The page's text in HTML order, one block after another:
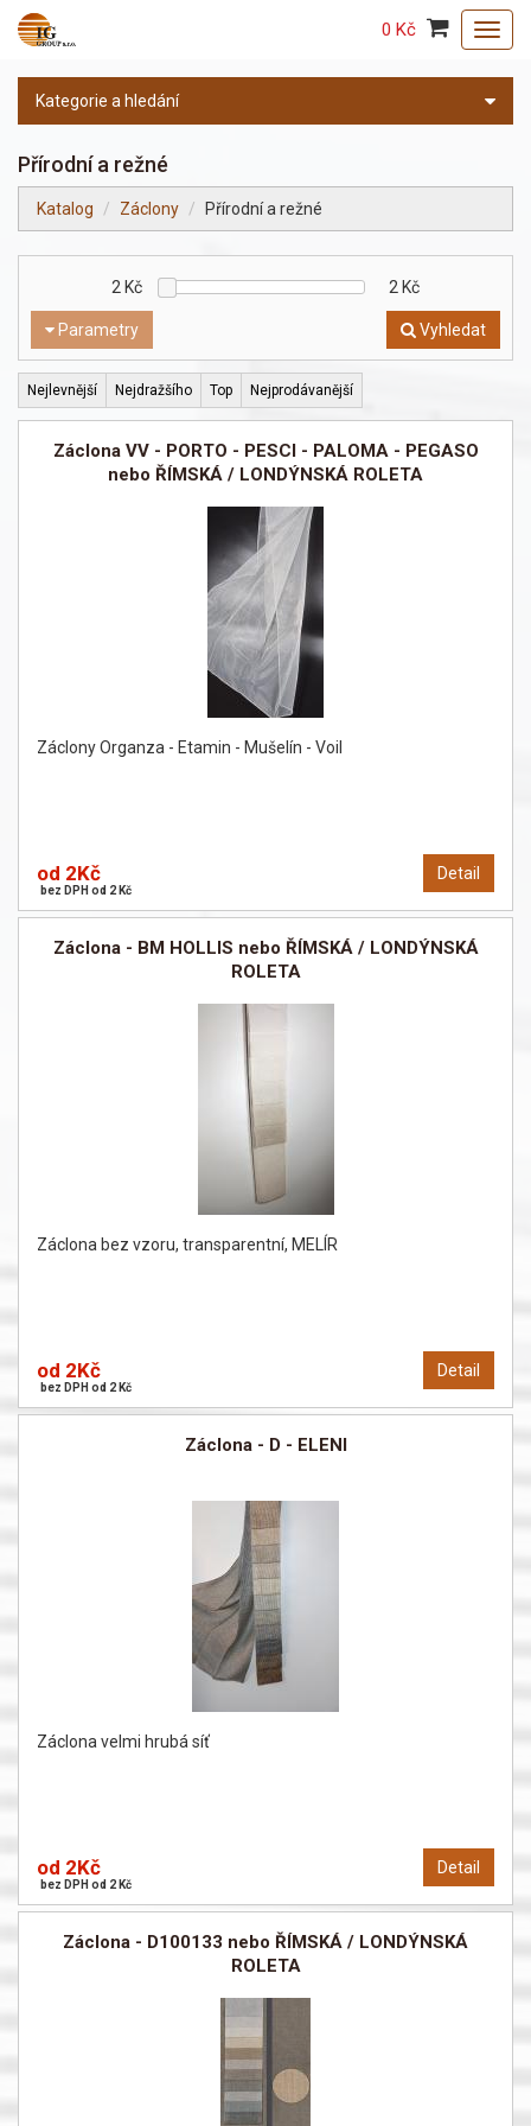
0 Kč
Kategorie a hledání
Přírodní a režné
Katalog Záclony Přírodní a režné
Parametry
2 Kč 2 Kč
Vyhledat
Nejlevnější Nejdražšího Top Nejprodávanější
Záclona VV - PORTO - PESCI - PALOMA - PEGASO
nebo ŘÍMSKÁ / LONDÝNSKÁ ROLETA
Záclony Organza - Etamin - Mušelín - Voil
Detail
od 2Kč
bez DPH od 2 Kč
Záclona - BM HOLLIS nebo ŘÍMSKÁ / LONDÝNSKÁ
ROLETA
Záclona bez vzoru, transparentní, MELÍR
Detail
od 2Kč
bez DPH od 2 Kč
Záclona - D - ELENI
Záclona velmi hrubá síť
Detail
od 2Kč
bez DPH od 2 Kč
Záclona - D100133 nebo ŘÍMSKÁ / LONDÝNSKÁ
ROLETA